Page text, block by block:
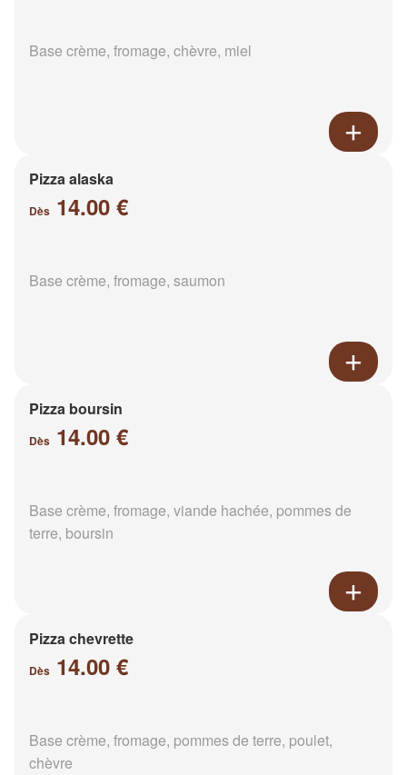
Base crème, fromage, chèvre, miel
Pizza alaska
Dès 14.00 €
Base crème, fromage, saumon
Pizza boursin
Dès 14.00 €
Base crème, fromage, viande hachée, pommes de
terre, boursin
Pizza chevrette
Dès 14.00 €
Base crème, fromage, pommes de terre, poulet,
chèvre